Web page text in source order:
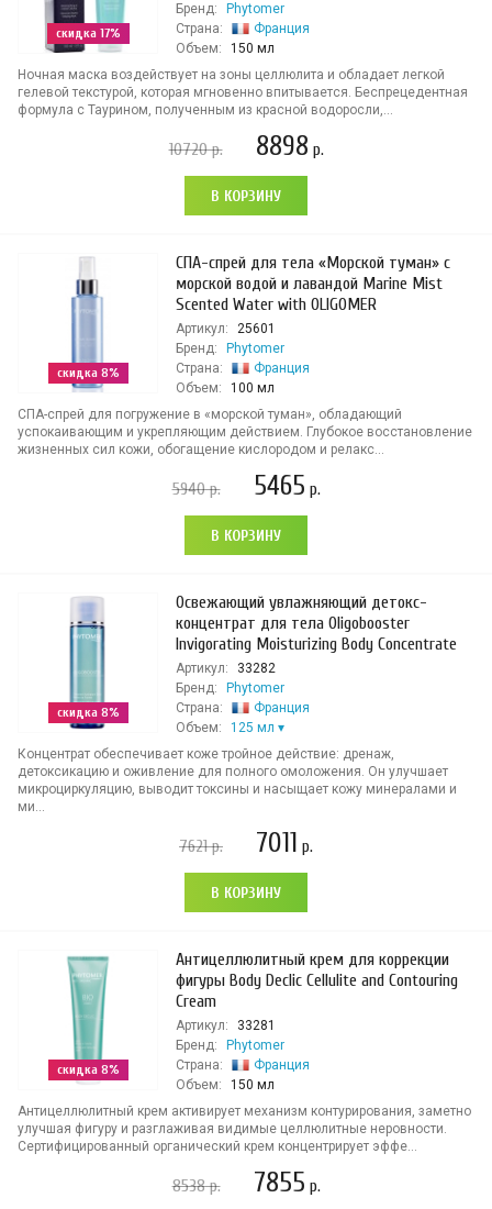
скидка 17%
Бренд:
Phytomer
Страна:
Франция
Объем:
150 мл
Ночная маска воздействует на зоны целлюлита и обладает легкой
гелевой текстурой, которая мгновенно впитывается. Беспрецедентная
формула с Таурином, полученным из красной водоросли,...
10720р. 8898 р.
В КОРЗИНУ
скидка 8%
СПА-спрей для тела «Морской туман» с
морской водой и лавандой Marine Mist
Scented Water with OLIGOMER
Артикул:
25601
Бренд:
Phytomer
Страна:
Франция
Объем:
100 мл
СПА-спрей для погружение в «морской туман», обладающий
успокаивающим и укрепляющим действием. Глубокое восстановление
жизненных сил кожи, обогащение кислородом и релакс...
5940р. 5465 р.
В КОРЗИНУ
скидка 8%
Освежающий увлажняющий детокс-
концентрат для тела Oligobooster
Invigorating Moisturizing Body Concentrate
Артикул:
33282
Бренд:
Phytomer
Страна:
Франция
Объем:
125 мл
Концентрат обеспечивает коже тройное действие: дренаж,
детоксикацию и оживление для полного омоложения. Он улучшает
микроциркуляцию, выводит токсины и насыщает кожу минералами и
ми...
7621р. 7011 р.
В КОРЗИНУ
скидка 8%
Антицеллюлитный крем для коррекции
фигуры Body Declic Cellulite and Contouring
Cream
Артикул:
33281
Бренд:
Phytomer
Страна:
Франция
Объем:
150 мл
Антицеллюлитный крем активирует механизм контурирования, заметно
улучшая фигуру и разглаживая видимые целлюлитные неровности.
Сертифицированный органический крем концентрирует эффе...
8538р. 7855 р.